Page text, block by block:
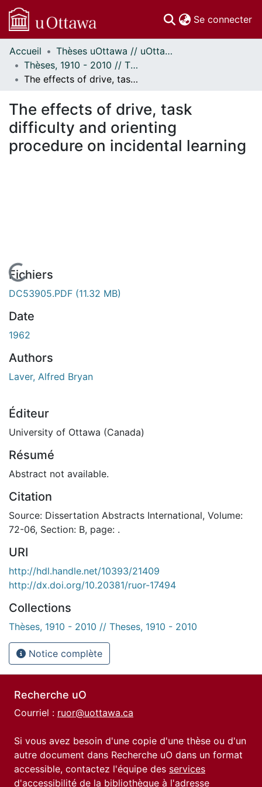
Se connecter
Communautés
et collections
Parcourir
À propos
Accueil
Thèses uOttawa // uOttawa Theses
Thèses, 1910 - 2010 // Theses, 1910 - 2010
The effects of drive, task difficulty and orienting procedure on incidental learning
The effects of drive, task
difficulty and orienting
procedure on incidental learning
En cours de chargement...
Fichiers
DC53905.PDF (11.32 MB)
Date
1962
Authors
Laver, Alfred Bryan
Éditeur
University of Ottawa (Canada)
Résumé
Abstract not available.
Citation
Source: Dissertation Abstracts International, Volume:
72-06, Section: B, page: .
URI
http://hdl.handle.net/10393/21409
http://dx.doi.org/10.20381/ruor-17494
Collections
Thèses, 1910 - 2010 // Theses, 1910 - 2010
Notice complète
Recherche uO
Courriel : ruor@uottawa.ca
Si vous avez besoin d'une copie d'une thèse ou d'un
autre document dans Recherche uO dans un format
accessible, contactez l'équipe des services
d'accessibilité de la bibliothèque à l'adresse